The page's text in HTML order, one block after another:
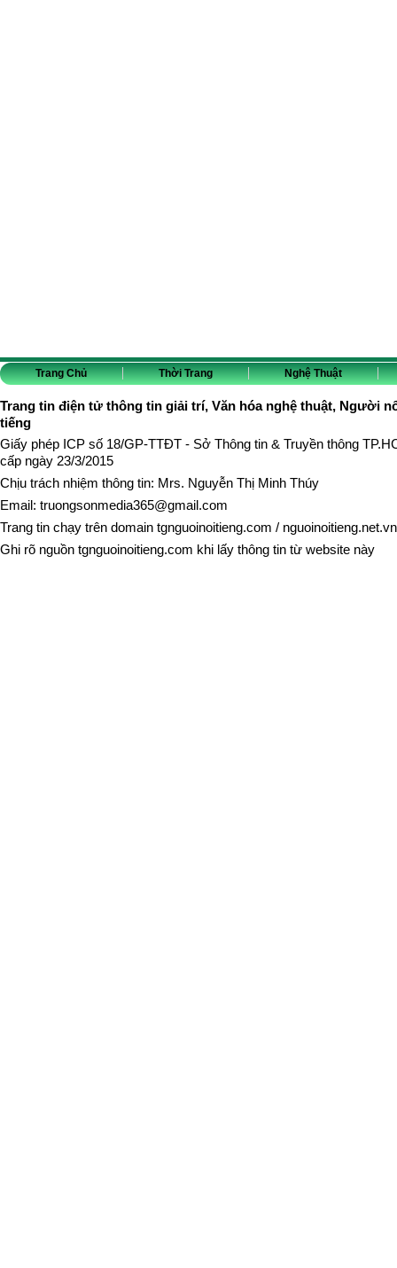
Trang Chủ Thời Trang Nghệ Thuật
Trang tin điện tử thông tin giải trí, Văn hóa nghệ thuật, Người
tiếng
Giấy phép ICP số 18/GP-TTĐT - Sở Thông tin & Truyền thông
cấp ngày 23/3/2015
Chịu trách nhiệm thông tin: Mrs. Nguyễn Thị Minh Thúy
Email: truongsonmedia365@gmail.com
Trang tin chạy trên domain tgnguoinoitieng.com / nguoinoitieng.net.vn
Ghi rõ nguồn tgnguoinoitieng.com khi lấy thông tin từ website này